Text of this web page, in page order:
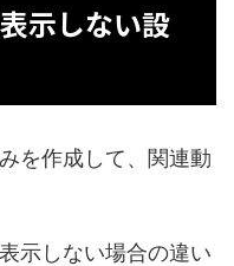
示しない設
を作成して、関連動
示しない場合の違い